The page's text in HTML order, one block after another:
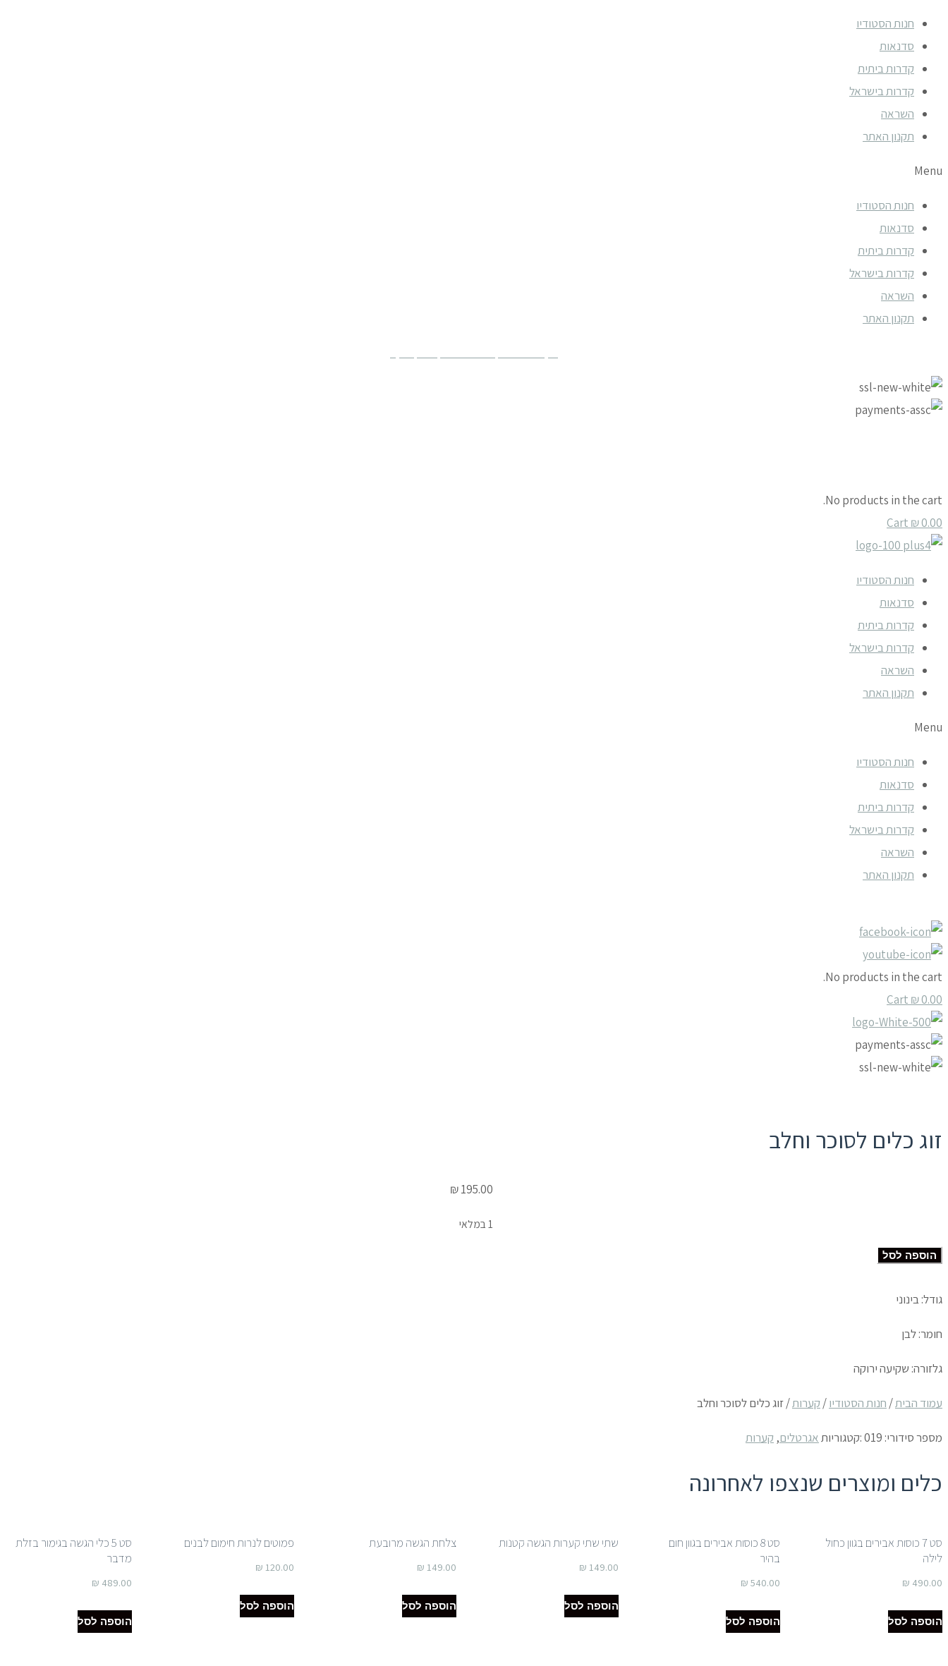
חנות הסטודיו
סדנאות
קדרות ביתית
קדרות בישראל
השראה
תקנון האתר
Menu
חנות הסטודיו
סדנאות
קדרות ביתית
קדרות בישראל
השראה
תקנון האתר
No products in the cart.
₪0.00
Cart
חנות הסטודיו
סדנאות
קדרות ביתית
קדרות בישראל
השראה
תקנון האתר
Menu
חנות הסטודיו
סדנאות
קדרות ביתית
קדרות בישראל
השראה
תקנון האתר
No products in the cart.
₪0.00
Cart
זוג כלים לסוכר וחלב
₪195.00
1 במלאי
כמות
זוג
וחלב
הוספה לסל
גודל: בינוני
חומר: לבן
גלזורה: שקיעה ירוקה
עמוד הבית/ חנות הסטודיו/ קערות/ זוג כלים לסוכר וחלב
מספר סידורי: 019:קטגוריותאגרטלים, קערות
כלים ומוצרים שנצפו לאחרונה
סט 7 כוסות אבירים בגוון כחול
לילה
₪ 490.00
הוספה לסל
סט 8 כוסות אבירים בגוון חום
בהיר
₪ 540.00
הוספה לסל
שתי שתי קערות הגשה קטנות
₪ 149.00
הוספה לסל
צלחת הגשה מרובעת
₪ 149.00
הוספה לסל
פמוטים לנרות חימום לבנים
₪ 120.00
הוספה לסל
סט 5 כלי הגשה בגימור בזלת
מדבר
₪ 489.00
הוספה לסל